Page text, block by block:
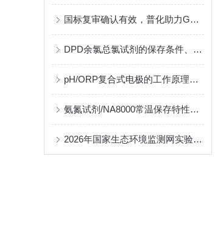
国标复审确认有效，普化助力GB 31570框架下炼油废水监测的合规性升级
DPD余氯总氯试剂的保存条件、有效期及稳定性研究
pH/ORP复合式电极的工作原理与结构解析
氨氮试剂/NA8000常温保存特性对降低运维成本的贡献分析
2026年国家生态环境监测网实验室能力考核全面启动